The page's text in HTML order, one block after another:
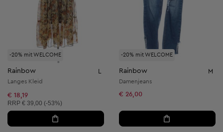
-20% mit WELCOME
Rainbow
Langes Kleid
€ 18,19
Unverbindliche Preisempfehlung:
RRP € 39,00 (-53%)
-20% mit WELCOME
Rainbow M
Damenjeans
€ 26,00